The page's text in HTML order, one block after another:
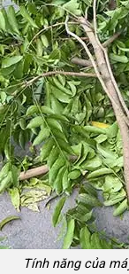
Tính năng của